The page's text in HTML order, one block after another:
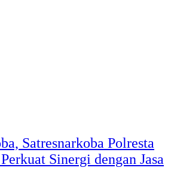
Satresnarkoba Polresta
Sinergi dengan Jasa